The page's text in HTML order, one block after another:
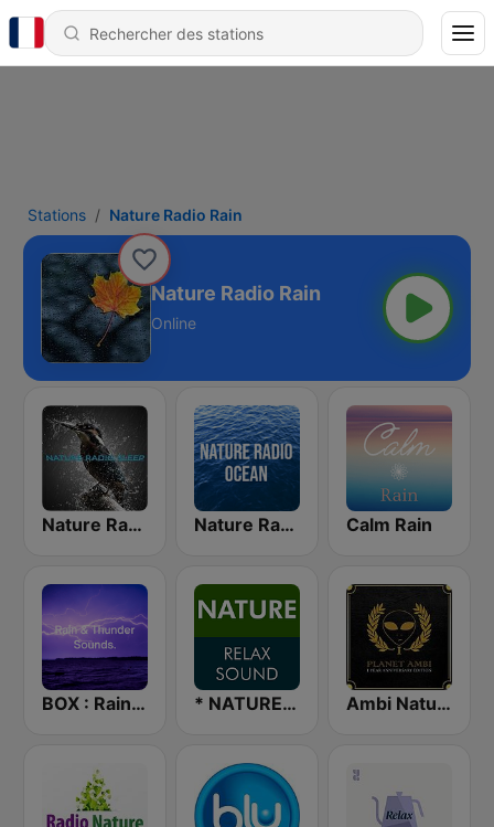
Stations Nature Radio Rain
Nature Radio Rain
Online
Nature Radio Sleep Nature Radio Ocean Calm Rain
BOX : Rain & Thunder Sounds * NATURE RELAX SOUND Ambi Nature Radio